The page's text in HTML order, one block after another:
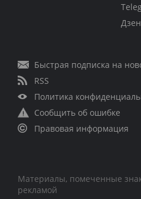
Дзен
Быстрая подписка на
RSS
Политика
Сообщить об ошибке
Правовая информация
Материалы, помеченные
рекламой